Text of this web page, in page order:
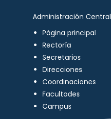
Administración Central
Página principal
Rectoría
Secretarios
Direcciones
Coordinaciones
Facultades
Campus